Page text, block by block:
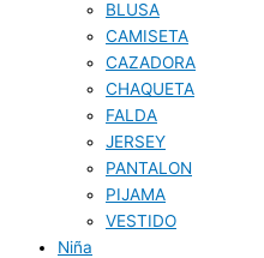
BLUSA
CAMISETA
CAZADORA
CHAQUETA
FALDA
JERSEY
PANTALON
PIJAMA
VESTIDO
Niña